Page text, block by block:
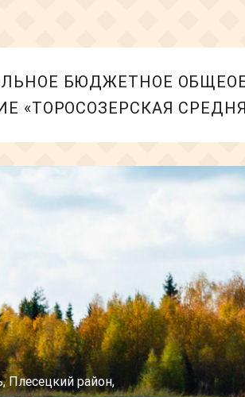
БЮДЖЕТНОЕ
«ТОРОСОЗЕРСКАЯ
Плесецкий район,